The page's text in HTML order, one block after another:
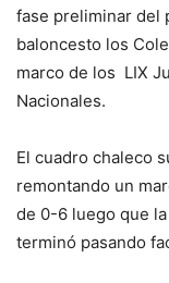
fase preliminar del
baloncesto los
marco de los LIX
Nacionales.
El cuadro chaleco
remontando un
de 0-6 luego que
terminó pasando